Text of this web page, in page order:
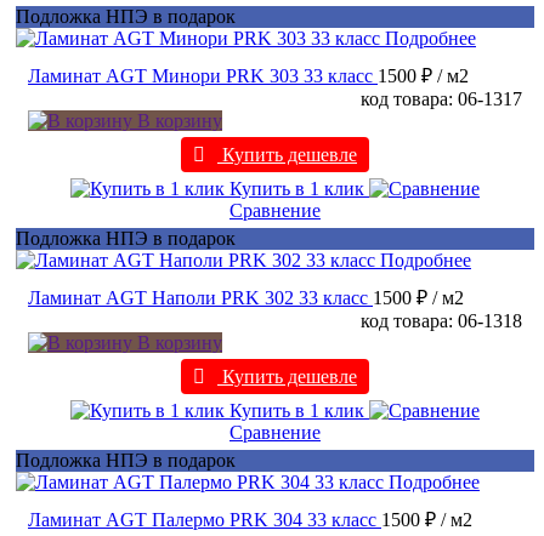
Подложка НПЭ в подарок
Подробнее
Ламинат AGT Минори PRK 303 33 класс 1500 ₽ / м2
код товара: 06-1317
В корзину
Купить дешевле
Купить в 1 клик
Сравнение
Подложка НПЭ в подарок
Подробнее
Ламинат AGT Наполи PRK 302 33 класс 1500 ₽ / м2
код товара: 06-1318
В корзину
Купить дешевле
Купить в 1 клик
Сравнение
Подложка НПЭ в подарок
Подробнее
Ламинат AGT Палермо PRK 304 33 класс 1500 ₽ / м2